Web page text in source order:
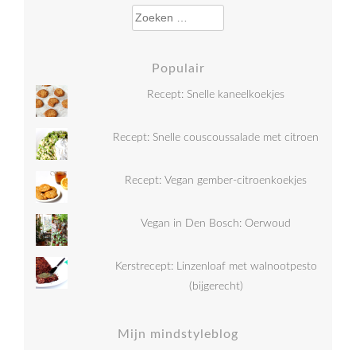
Zoeken naar:
Populair
Recept: Snelle kaneelkoekjes
Recept: Snelle couscoussalade met citroen
Recept: Vegan gember-citroenkoekjes
Vegan in Den Bosch: Oerwoud
Kerstrecept: Linzenloaf met walnootpesto
(bijgerecht)
Mijn mindstyleblog